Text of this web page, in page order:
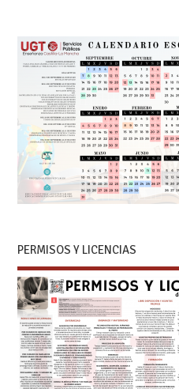
PERMISOS Y LICENCIAS